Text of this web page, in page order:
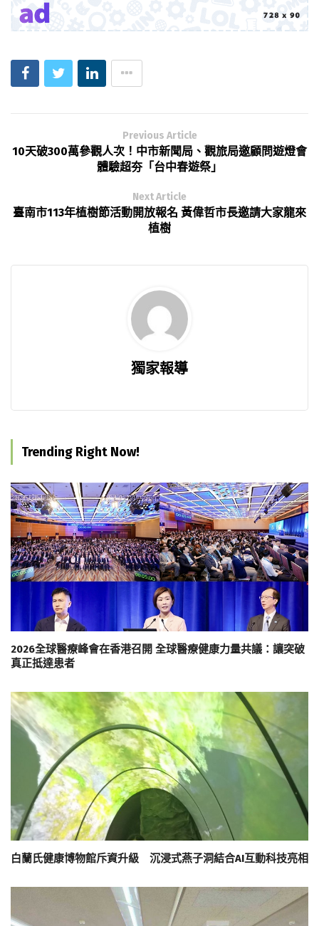
Previous Article
10天破300萬參觀人次！中市新聞局、觀旅局邀顧問遊燈會
體驗超夯「台中春遊祭」
Next Article
臺南市113年植樹節活動開放報名 黃偉哲市長邀請大家龍來
植樹
獨家報導
Trending Right Now!
2026全球醫療峰會在香港召開 全球醫療健康力量共議：讓突破
真正抵達患者
白蘭氏健康博物館斥資升級 沉浸式燕子洞結合AI互動科技亮相